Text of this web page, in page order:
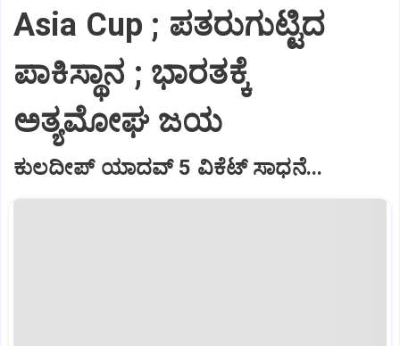
Asia Cup ; ಪತರುಗುಟ್ಟಿದ
ಪಾಕಿಸ್ಥಾನ ; ಭಾರತಕ್ಕೆ
ಅತ್ಯಮೋಘ ಜಯ
ಕುಲದೀಪ್ ಯಾದವ್ 5 ವಿಕೆಟ್ ಸಾಧನೆ...